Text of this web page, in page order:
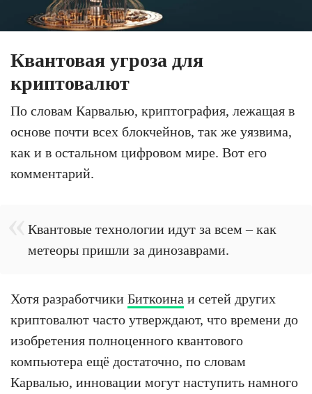
Квантовая угроза для
криптовалют
По словам Карвалью, криптография, лежащая в
основе почти всех блокчейнов, так же уязвима,
как и в остальном цифровом мире. Вот его
комментарий.
Квантовые технологии идут за всем – как
метеоры пришли за динозаврами.
Хотя разработчики Биткоина и сетей других
криптовалют часто утверждают, что времени до
изобретения полноценного квантового
компьютера ещё достаточно, по словам
Карвалью, инновации могут наступить намного